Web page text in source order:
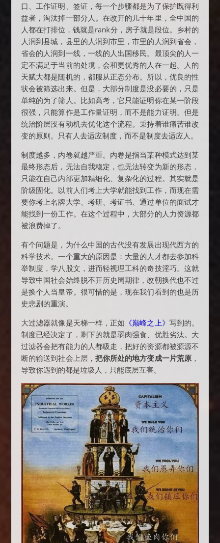
口、工作证明、签证，每一个步骤都是为了保护既得利
益者，淘汰掉一部分人。在改开的几十年里，全中国的
人都在打排位，钱就是rank分，房子就是段位。乡村的
人润到县城，县里的人润到市里，市里的人润到省会，
省会的人润到一线，一线的人出国移民。最顶尖的人一
定不满足于当前的处境，会和更优秀的人在一起。人的
天赋大都是随机的，都服从正态分布。所以，优良的性
状会被筛选出来。但是，大部分制度是没必要的，只是
单纯的为了筛人。比如高考，它只能证明你在某一阶段
很强，只能算作是工作量证明，而不是能力证明。但是
统治阶层没有动机去优化这个流程。秉持着谁痛苦谁改
变的原则。只有人去适应制度，而不是制度去适应人。
制度越多，内卷就越严重。内卷是指当某种模式达到某
最终形态后，无法自我稳定，也无法转变为新的形态，
只能在自己内部更加精细化、复杂化的过程。其实就是
阶级固化。以前人们考上大学就能找到工作，而现在需
要你考上名牌大学、考研、考证书、通过单位的面试才
能找到一份工作。在这个过程中，大部分的人力资源都
被浪费掉了。
有个问题是，为什么中国的古代没有发展出现代西方的
科学技术。一个重大的原因是：大量的人才都去参加科
举制度，学八股文，进而轻视理工科的奇技淫巧。这就
导致中国社会始终脱不开历史周期律，改朝换代也不过
是换个人当皇帝。很可惜的是，现在我们看到的也是历
史悲剧的重演。
大过滤器就像是天梯一样，正如 《巅峰之上》 写到的。
制度已经决定了，剩下的就是弱肉强食、优胜劣汰。大
过滤器会把有能力的人都吸走，把好的资源都被源源不
断的输送到社会上层， 把你所处的地方变成一片荒原 ，
导致你遇到的都是垃圾人，只能底层互害。